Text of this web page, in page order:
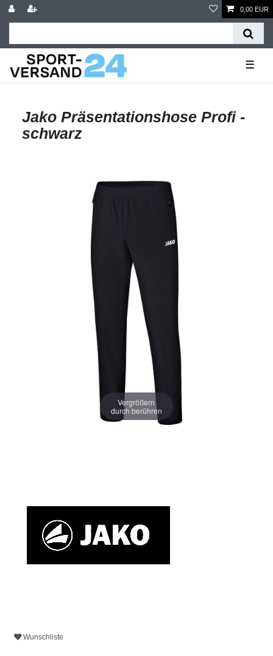
0,00 EUR
☰
Jako Präsentationshose Profi -
schwarz
Vergrößern
durch berühren
Wunschliste